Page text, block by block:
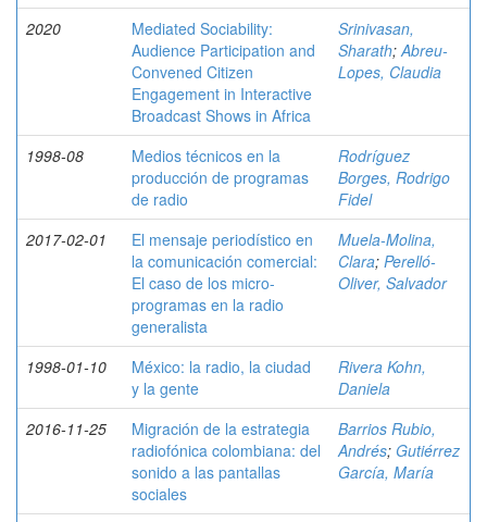
2020
Mediated Sociability:
Audience Participation and
Convened Citizen
Engagement in Interactive
Broadcast Shows in Africa
Srinivasan,
Sharath;Abreu-
Lopes, Claudia
1998-08
Medios técnicos en la
producción de programas
de radio
Rodríguez
Borges, Rodrigo
Fidel
2017-02-01
El mensaje periodístico en
la comunicación comercial:
El caso de los micro-
programas en la radio
generalista
Muela-Molina,
Clara; Perelló-
Oliver, Salvador
1998-01-10
México: la radio, la ciudad
y la gente
Rivera Kohn,
Daniela
2016-11-25
Migración de la estrategia
radiofónica colombiana: del
sonido a las pantallas
sociales
Barrios Rubio,
Andrés; Gutiérrez
García, María